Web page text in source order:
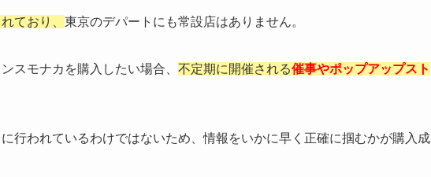
ており、 東京のデパートにも常設店はありません。
スモナカを購入したい場合、 不定期に開催される催事やポップアップスト
行われているわけではないため、情報をいかに早く正確に掴むかが購入成